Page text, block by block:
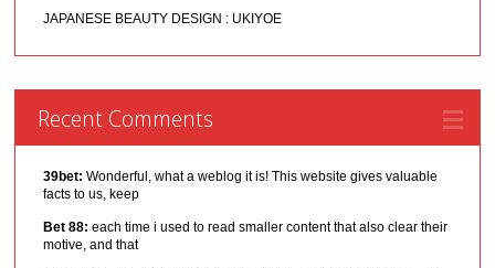
JAPANESE BEAUTY DESIGN : UKIYOE
Recent Comments
39bet: Wonderful, what a weblog it is! This website gives valuable
facts to us, keep
Bet 88: each time i used to read smaller content that also clear their
motive, and that